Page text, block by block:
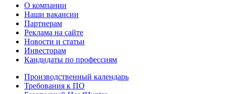
О компании
Наши вакансии
Партнерам
Реклама на сайте
Новости и статьи
Инвесторам
Кандидаты по профессиям
Производственный календарь
Требования к ПО